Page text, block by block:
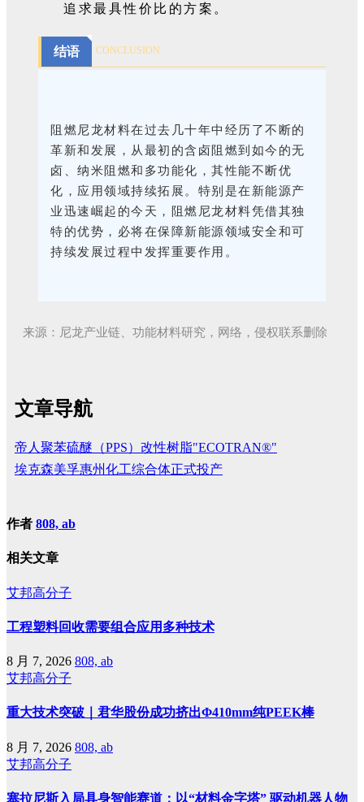
追求最具性价比的方案。
结语 CONCLUSION
阻燃尼龙材料在过去几十年中经历了不断的
革新和发展，从最初的含卤阻燃到如今的无
卤、纳米阻燃和多功能化，其性能不断优
化，应用领域持续拓展。特别是在新能源产
业迅速崛起的今天，阻燃尼龙材料凭借其独
特的优势，必将在保障新能源领域安全和可
持续发展过程中发挥重要作用。
来源：尼龙产业链、功能材料研究，网络，侵权联系删除
文章导航
帝人聚苯硫醚（PPS）改性树脂"ECOTRAN®"
埃克森美孚惠州化工综合体正式投产
作者 808, ab
相关文章
艾邦高分子
工程塑料回收需要组合应用多种技术
8 月 7, 2026 808, ab
艾邦高分子
重大技术突破｜君华股份成功挤出Φ410mm纯PEEK棒
8 月 7, 2026 808, ab
艾邦高分子
塞拉尼斯入局具身智能赛道：以“材料金字塔” 驱动机器人物